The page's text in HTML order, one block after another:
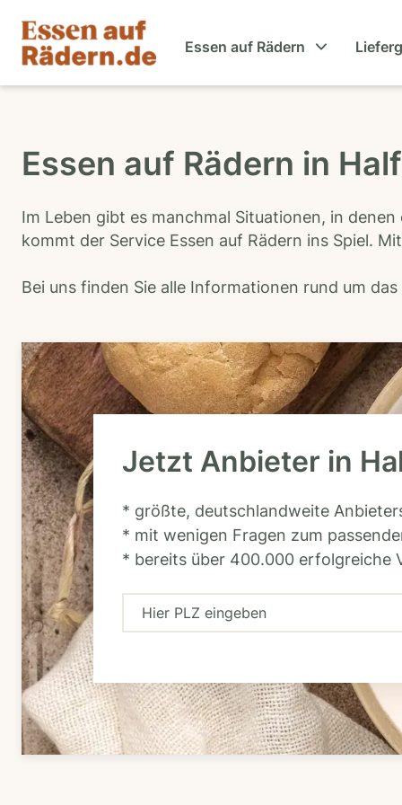
Essen auf Rädern
Essen auf Rädern in
Im Leben gibt es manchmal Situationen, in
kommt der Service Essen auf Rädern ins Spiel.
Bei uns finden Sie alle Informationen rund um
Jetzt Anbieter in
* größte, deutschlandweite
* mit wenigen Fragen zum
* bereits über 400.000 erfolgreiche
H
r
P
L